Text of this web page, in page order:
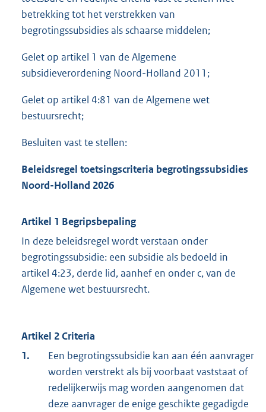
betrekking tot het verstrekken van
begrotingssubsidies als schaarse middelen;
Gelet op artikel 1 van de Algemene
subsidieverordening Noord-Holland 2011;
Gelet op artikel 4:81 van de Algemene wet
bestuursrecht;
Besluiten vast te stellen:
Beleidsregel toetsingscriteria begrotingssubsidies
Noord-Holland 2026
Artikel 1 Begripsbepaling
In deze beleidsregel wordt verstaan onder
begrotingssubsidie: een subsidie als bedoeld in
artikel 4:23, derde lid, aanhef en onder c, van de
Algemene wet bestuursrecht.
Artikel 2 Criteria
1.
Een begrotingssubsidie kan aan één aanvrager
worden verstrekt als bij voorbaat vaststaat of
redelijkerwijs mag worden aangenomen dat
deze aanvrager de enige geschikte gegadigde